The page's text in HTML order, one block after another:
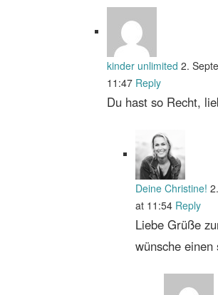
kinder unlimited 2.
11:47 Reply
Du hast so Recht,
Deine Christine!
at 11:54 Reply
Liebe Grüße
wünsche einen